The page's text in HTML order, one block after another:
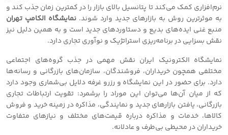
نرم‌افزاری کمک می‌کند تا پتانسیل بالای بازار را در کمترین زمان جذب کند و
به موثرترین روش به بازارهای جدید وارد شوند. نمایشگاه الکامپ تهران
منبع غنی ایده‌های بدیع و دستاوردهای جدید است و به همین دلیل نیز
نقش بسزایی در برنامه‌ریزی استراتژیک و نوآوری تجاری دارد.
نمایشگاه الکترونیک ایران نقش مهمی در جذب گروه‌های اجتماعی
مختلفی همچون خریداران، فروشندگان، سازمان‌های بازرگانی و رسانه‌ها
دارد. برای حضور در این نمایشگاه و رزرو غرفه دلایل بی‌شماری وجود دارد
که از میان آن‌ها می‌توان این موراد را برشمرد: تقویت ارتباطات تجاری
بازرگانی، یافتن بازارهای جدید و نمایندگی، مذاکره در زمینه خرید و فروش
کالاها، خدمات و مذاکره درباره قیمت‌های مختلف و نیازهای متفاوت
خریداران در محیطی بی‌طرف و عادلانه.